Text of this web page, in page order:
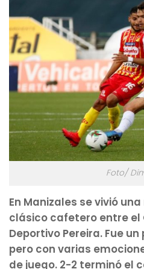
Foto/
En Manizales se vivió
clásico cafetero entre el
Deportivo Pereira. Fue
pero con varias
de juego. 2-2 terminó el